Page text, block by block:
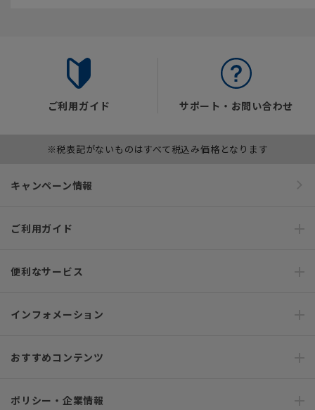
ご利用ガイド サポート・お問い合わせ
※税表記がないものはすべて税込み価格となります
キャンペーン情報
ご利用ガイド
便利なサービス
インフォメーション
おすすめコンテンツ
ポリシー・企業情報